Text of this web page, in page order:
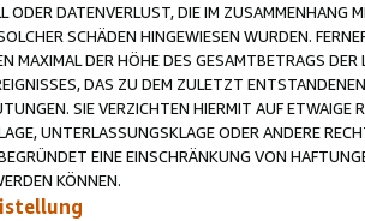
ODER DATENVERLUST, DIE IM ZUSAMMENHANG
SCHÄDEN HINGEWIESEN WURDEN.
MAXIMAL DER HÖHE DES GESAMTBETRAGS
DAS ZU DEM ZULETZT
SIE VERZICHTEN HIERMIT AUF
UNTERLASSUNGSKLAGE ODER ANDERE
EINE EINSCHRÄNKUNG VON
KÖNNEN.